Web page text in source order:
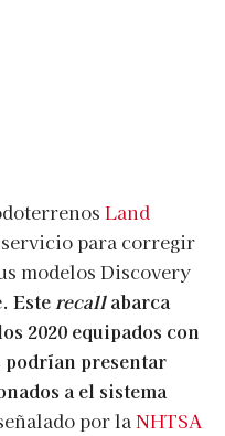
Land
para corregir
modelos Discovery
Esterecallabarca
2020 equipados con
podrían presentar
a el sistema
por laNHTSA